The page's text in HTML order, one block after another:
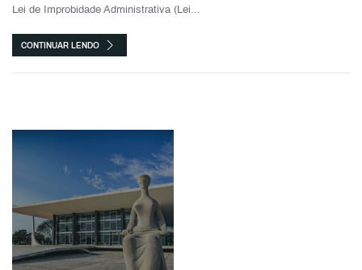
Lei de Improbidade Administrativa (Lei...
CONTINUAR LENDO